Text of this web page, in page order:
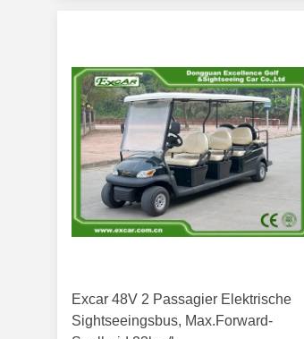
Excar 48V 2 Passagier Elektrische
Sightseeingsbus, Max.Forward-